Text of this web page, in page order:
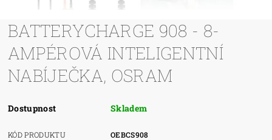
BATTERYCHARGE 908 - 8-
AMPÉROVÁ INTELIGENTNÍ
NABÍJEČKA, OSRAM
Dostupnost Skladem
KÓD PRODUKTU
OEBCS908